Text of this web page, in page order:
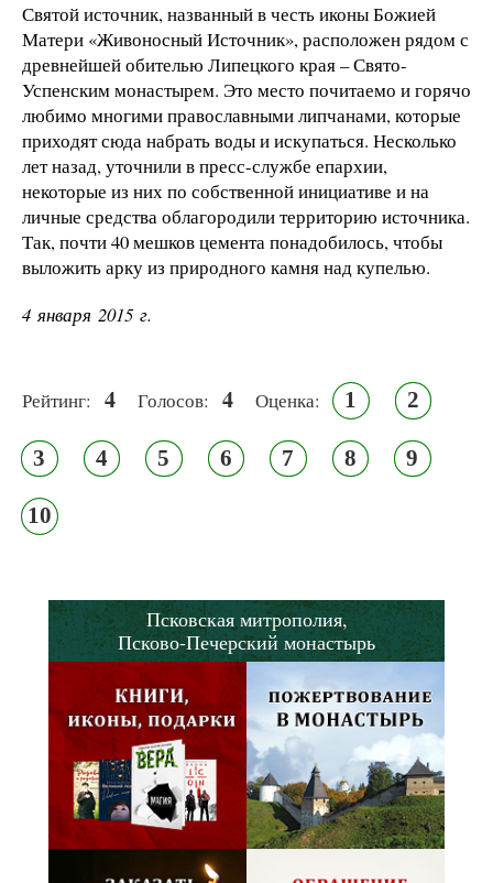
Святой источник, названный в честь иконы Божией
Матери «Живоносный Источник», расположен рядом с
древнейшей обителью Липецкого края – Свято-
Успенским монастырем. Это место почитаемо и горячо
любимо многими православными липчанами, которые
приходят сюда набрать воды и искупаться. Несколько
лет назад, уточнили в пресс-службе епархии,
некоторые из них по собственной инициативе и на
личные средства облагородили территорию источника.
Так, почти 40 мешков цемента понадобилось, чтобы
выложить арку из природного камня над купелью.
4 января 2015 г.
Рейтинг: 4 Голосов: 4 Оценка: 1 2
3 4 5 6 7 8 9
10
Псковская митрополия,
Псково-Печерский монастырь